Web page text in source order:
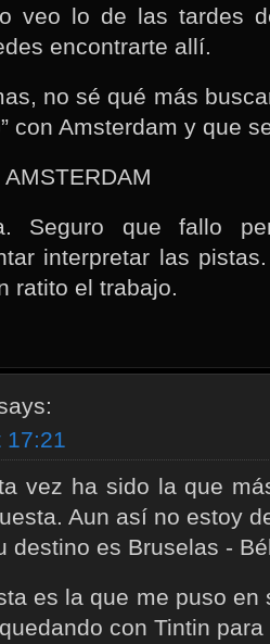
veo lo de las tardes
encontrarte allí.
no sé qué más
con Amsterdam y que
Seguro que fallo
interpretar las
ratito el trabajo.
17:21
vez ha sido la que
Aun así no estoy
destino es Bruselas -
es la que me puso
con Tintin